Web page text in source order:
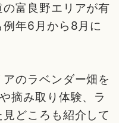
富良野エリアが有
年6月から8月に
のラベンダー畑を
摘み取り体験、ラ
どころも紹介して